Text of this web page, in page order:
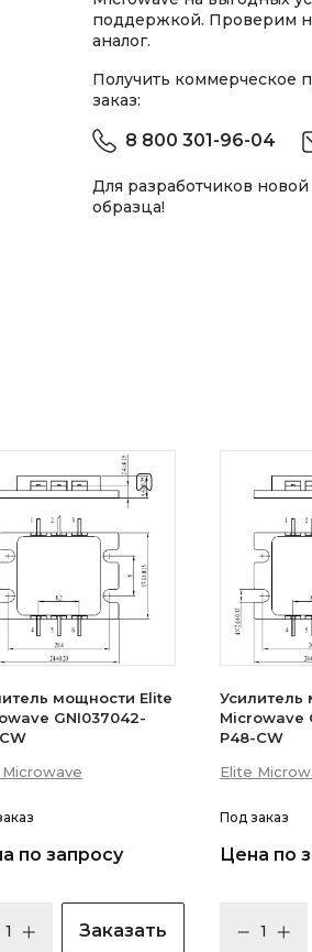
поддержкой. Проверим
аналог.
Получить коммерческое
заказ:
8 800 301-96-04
Для разработчиков
образца!
мощности Elite
GNI037042-
по запросу
Заказать
Усилитель
Microwave
P48-CW
Elite
Под заказ
Цена по